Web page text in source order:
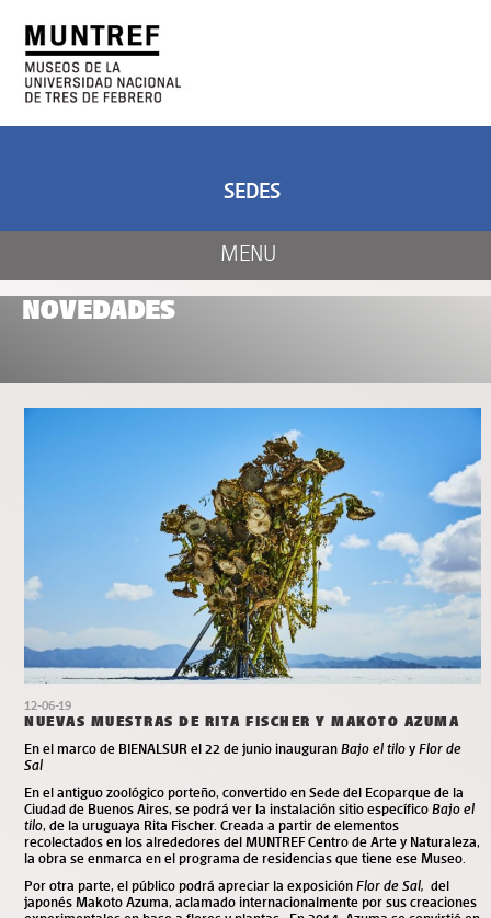
NOVEDADES
12-06-19
NUEVAS MUESTRAS DE RITA FISCHER Y MAKOTO AZUMA
En el marco de BIENALSUR el 22 de junio inauguran Bajo el tilo y Flor de
Sal
En el antiguo zoológico porteño, convertido en Sede del Ecoparque de la
Ciudad de Buenos Aires, se podrá ver la instalación sitio específico Bajo el
tilo, de la uruguaya Rita Fischer. Creada a partir de elementos
recolectados en los alrededores del MUNTREF Centro de Arte y Naturaleza,
la obra se enmarca en el programa de residencias que tiene ese Museo.
Por otra parte, el público podrá apreciar la exposición Flor de Sal, del
japonés Makoto Azuma, aclamado internacionalmente por sus creaciones
MENU
SEDES
CENTRO DE ARTE
Y NATURALEZA
ARTE Y CIENCIA